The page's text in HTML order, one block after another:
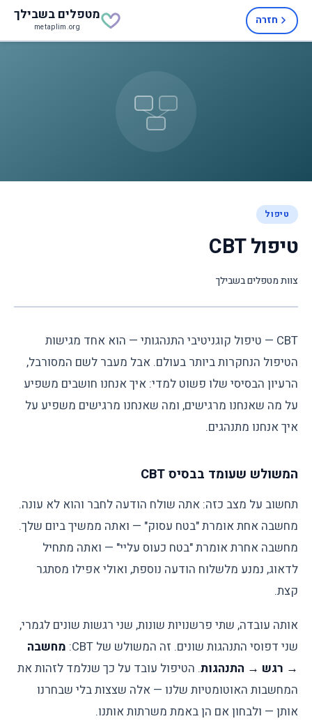
חזרה מטפלים בשבילך
metaplim.org
טיפול
טיפול CBT
צוות מטפלים בשבילך
CBT — טיפול קוגניטיבי התנהגותי — הוא אחד מגישות
הטיפול הנחקרות ביותר בעולם. אבל מעבר לשם המסורבל,
הרעיון הבסיסי שלו פשוט למדי: איך אנחנו חושבים משפיע
על מה שאנחנו מרגישים, ומה שאנחנו מרגישים משפיע על
איך אנחנו מתנהגים.
המשולש שעומד בבסיס CBT
תחשוב על מצב כזה: אתה שולח הודעה לחבר והוא לא עונה.
מחשבה אחת אומרת "בטח עסוק" — ואתה ממשיך ביום שלך.
מחשבה אחרת אומרת "בטח כעוס עליי" — ואתה מתחיל
לדאוג, נמנע מלשלוח הודעה נוספת, ואולי אפילו מסתגר
קצת.
אותה עובדה, שתי פרשנויות שונות, שני רגשות שונים לגמרי,
שני דפוסי התנהגות שונים. זה המשולש של CBT:
מחשבה
→ רגש → התנהגות. הטיפול עובד על כך שנלמד לזהות את
המחשבות האוטומטיות שלנו — אלה שצצות בלי שבחרנו
אותן — ולבחון אם הן באמת משרתות אותנו.